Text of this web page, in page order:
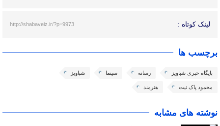
لینک کوتاه : http://shabaveiz.ir/?p=9973
برچسب ها
پایگاه خبری شباویز رسانه سینما شباویز
محمود پاک نیت هنرمند
نوشته های مشابه